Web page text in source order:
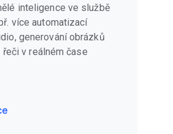
inteligence ve službě
více automatizací
generování obrázků
v reálném čase